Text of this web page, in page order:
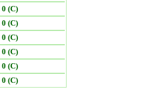
0 (C)
0 (C)
0 (C)
0 (C)
0 (C)
0 (C)